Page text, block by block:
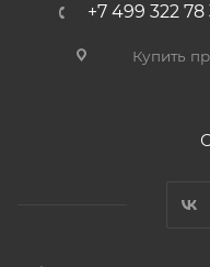
+7 499 322 78
Купить